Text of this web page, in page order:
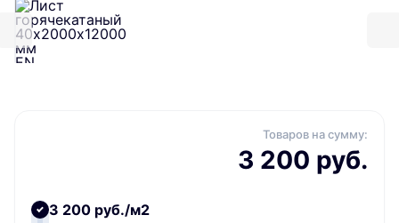
Товаров на сумму:
3 200 руб.
3 200 руб./м2